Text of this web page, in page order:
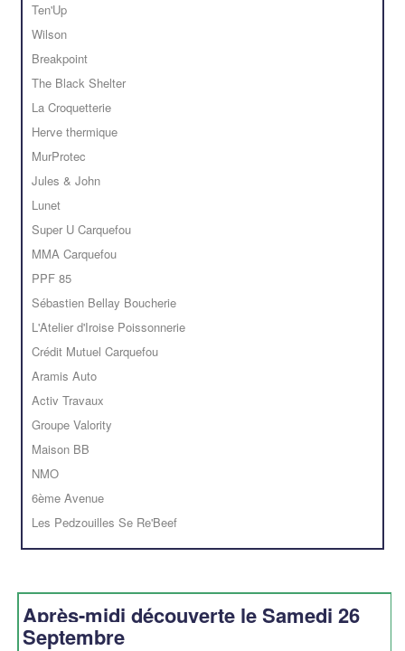
Ten'Up
Wilson
Breakpoint
The Black Shelter
La Croquetterie
Herve thermique
MurProtec
Jules & John
Lunet
Super U Carquefou
MMA Carquefou
PPF 85
Sébastien Bellay Boucherie
L'Atelier d'Iroise Poissonnerie
Crédit Mutuel Carquefou
Aramis Auto
Activ Travaux
Groupe Valority
Maison BB
NMO
6ème Avenue
Les Pedzouilles Se Re'Beef
Après-midi découverte le Samedi 26
Septembre